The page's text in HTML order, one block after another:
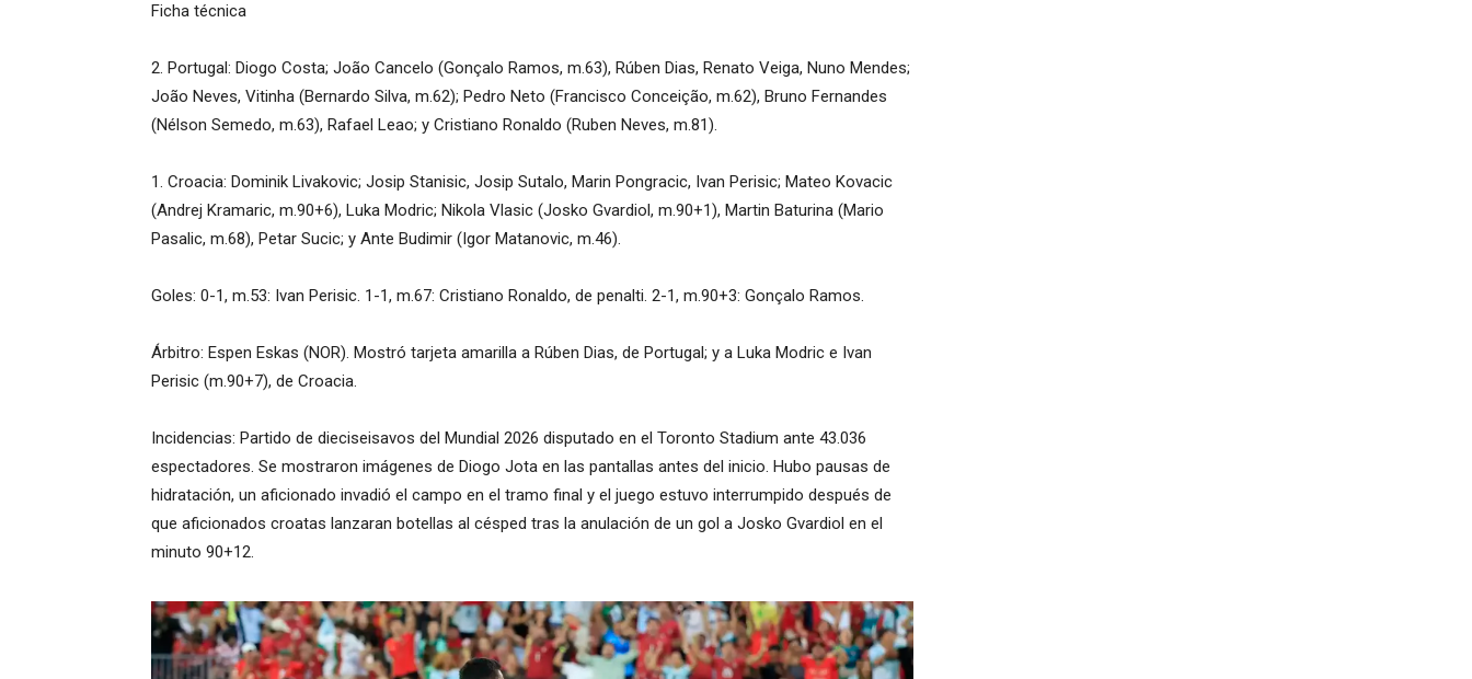
Ficha técnica
2. Portugal: Diogo Costa; João Cancelo (Gonçalo Ramos, m.63), Rúben Dias, Renato Veiga, Nuno Mendes;
João Neves, Vitinha (Bernardo Silva, m.62); Pedro Neto (Francisco Conceição, m.62), Bruno Fernandes
(Nélson Semedo, m.63), Rafael Leao; y Cristiano Ronaldo (Ruben Neves, m.81).
1. Croacia: Dominik Livakovic; Josip Stanisic, Josip Sutalo, Marin Pongracic, Ivan Perisic; Mateo Kovacic
(Andrej Kramaric, m.90+6), Luka Modric; Nikola Vlasic (Josko Gvardiol, m.90+1), Martin Baturina (Mario
Pasalic, m.68), Petar Sucic; y Ante Budimir (Igor Matanovic, m.46).
Goles: 0-1, m.53: Ivan Perisic. 1-1, m.67: Cristiano Ronaldo, de penalti. 2-1, m.90+3: Gonçalo Ramos.
Árbitro: Espen Eskas (NOR). Mostró tarjeta amarilla a Rúben Dias, de Portugal; y a Luka Modric e Ivan
Perisic (m.90+7), de Croacia.
Incidencias: Partido de dieciseisavos del Mundial 2026 disputado en el Toronto Stadium ante 43.036
espectadores. Se mostraron imágenes de Diogo Jota en las pantallas antes del inicio. Hubo pausas de
hidratación, un aficionado invadió el campo en el tramo final y el juego estuvo interrumpido después de
que aficionados croatas lanzaran botellas al césped tras la anulación de un gol a Josko Gvardiol en el
minuto 90+12.